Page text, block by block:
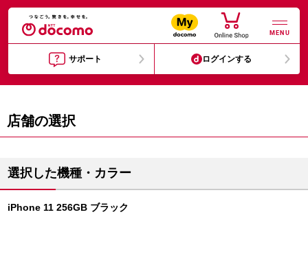
MENU
サポート ログインする
店舗の選択
選択した機種・カラー
iPhone 11 256GB ブラック